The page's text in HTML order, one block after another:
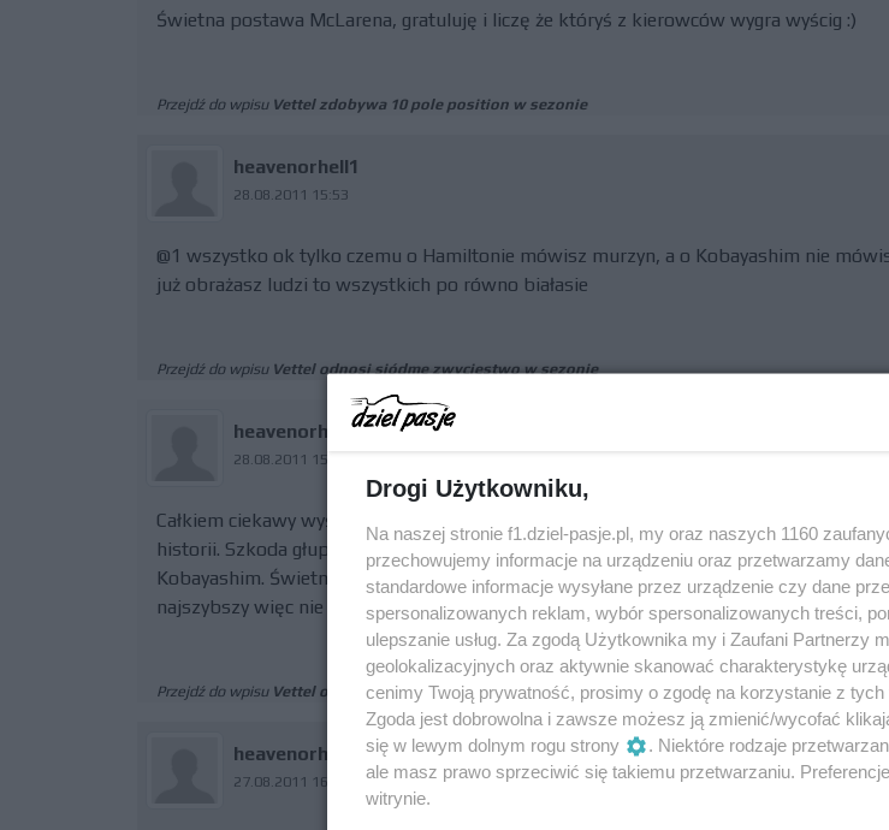
Świetna postawa McLarena, gratuluję i liczę że któryś z kierowców wygra wyścig :)
Przejdź do wpisu Vettel zdobywa 10 pole position w sezonie
heavenorhell1
28.08.2011 15:53
@1 wszystko ok tylko czemu o Hamiltonie mówisz murzyn, a o Kobayashim nie
już obrażasz ludzi to wszystkich po równo białasie
Przejdź do wpisu Vettel odnosi siódme zwycięstwo w sezonie
heavenorhell1
28.08.2011 15:51
Całkiem ciekawy wyścig, dobra postawa Schumiego, który dla mnie jest najlepszym
historii. Szkoda głupiego wypadku Hamiltona, bo mógł zejść na wewnętrzną i i tak by
Kobayashim. Świetny wyścig Buttona, gratuluję mu awansu o 10 miejsc. Red Bull
najszybszy więc nie ma tu o czym pisać
Przejdź do wpisu Vettel odnosi siódme zwycięstwo w sezonie
heavenorhell1
27.08.2011 16:17
Drogi Użytkowniku,
Na naszej stronie f1.dziel-pasje.pl, my oraz naszych 1160
przechowujemy informacje na urządzeniu oraz przetwarzamy
standardowe informacje wysyłane przez urządzenie czy dane
spersonalizowanych reklam, wybór spersonalizowanych treści,
ulepszanie usług. Za zgodą Użytkownika my i Zaufani Partnerzy
geolokalizacyjnych oraz aktywnie skanować charakterystykę
cenimy Twoją prywatność, prosimy o zgodę na korzystanie z tych
Zgoda jest dobrowolna i zawsze możesz ją zmienić/wycofać
się w lewym dolnym rogu strony
. Niektóre rodzaje
ale masz prawo sprzeciwić się takiemu przetwarzaniu.
witrynie.